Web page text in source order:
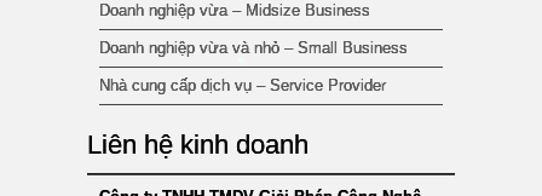
Doanh nghiệp vừa – Midsize Business
Doanh nghiệp vừa và nhỏ – Small Business
Nhà cung cấp dịch vụ – Service Provider
Liên hệ kinh doanh
*